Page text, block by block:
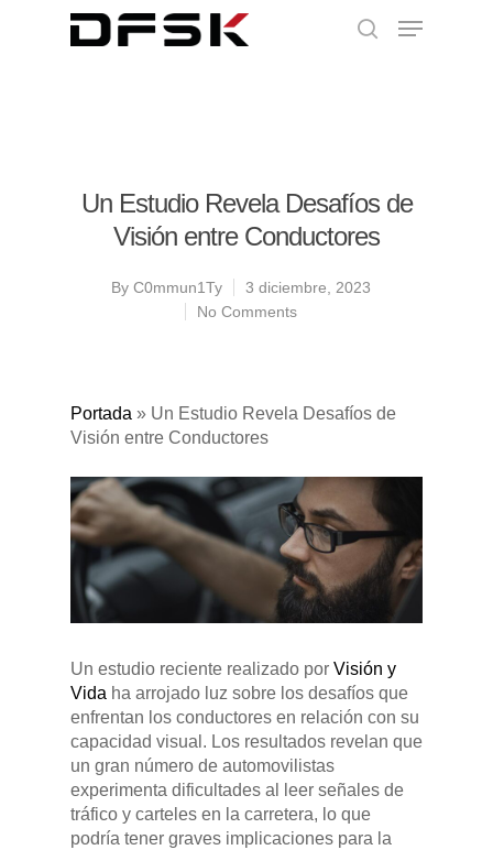
Pulse Enter para buscar o ESC para cerrar
Un Estudio Revela Desafíos de
Visión entre Conductores
By C0mmun1Ty
3 diciembre, 2023
No Comments
Portada » Un Estudio Revela Desafíos de
Visión entre Conductores
Un estudio reciente realizado por Visión y
Vida ha arrojado luz sobre los desafíos que
enfrentan los conductores en relación con su
capacidad visual. Los resultados revelan que
un gran número de automovilistas
experimenta dificultades al leer señales de
tráfico y carteles en la carretera, lo que
podría tener graves implicaciones para la